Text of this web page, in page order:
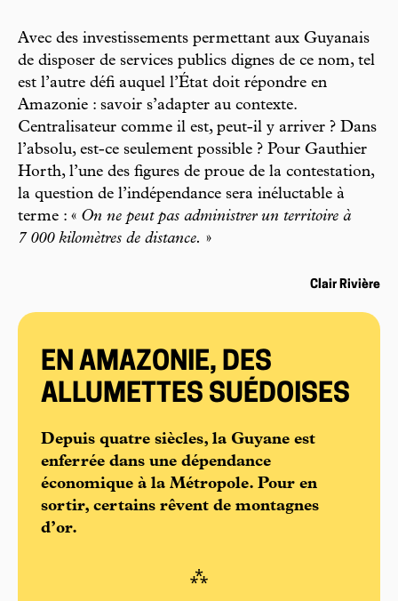
Avec des investissements permettant aux Guyanais
de disposer de services publics dignes de ce nom, tel
est l’autre défi auquel l’État doit répondre en
Amazonie : savoir s’adapter au contexte.
Centralisateur comme il est, peut-il y arriver ? Dans
l’absolu, est-ce seulement possible ? Pour Gauthier
Horth, l’une des figures de proue de la contestation,
la question de l’indépendance sera inéluctable à
terme : « On ne peut pas administrer un territoire à
7 000 kilomètres de distance. »
Clair Rivière
EN AMAZONIE, DES
ALLUMETTES SUÉDOISES
Depuis quatre siècles, la Guyane est
enferrée dans une dépendance
économique à la Métropole. Pour en
sortir, certains rêvent de montagnes
d’or.
⁂